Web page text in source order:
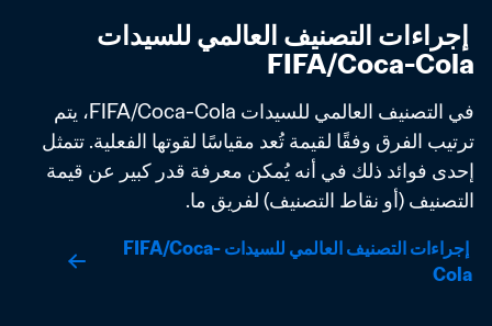
FIFA/Coca-Cola
التصنيف (أو نقاط التصنيف) لفريق ما.
إجراءات التصنيف العالمي للسيدات FIFA/Coca-
Cola